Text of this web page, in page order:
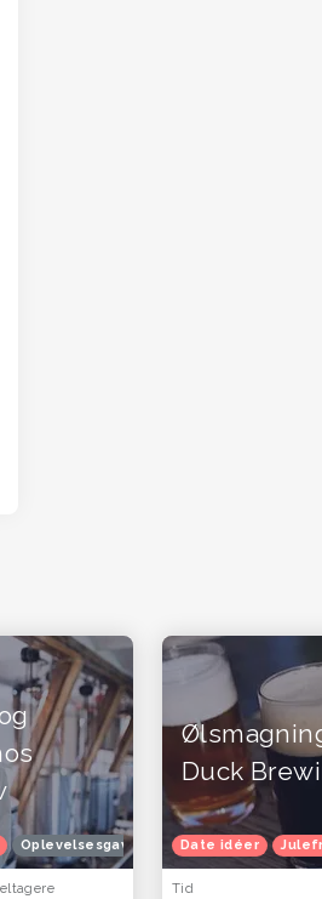
Oplevelsesgavekort Oplevelsesgaver
Duck
Date idéer
Tid